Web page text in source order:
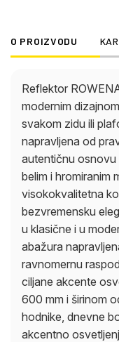
akcentno osvetljenje
podešavati
je u pitanju
dekorativno akcentno
impresionira
izradom i
i metala.
O PROIZVODU
Reflektor
modernim
svakom zidu ili
napravljena od
autentičnu osnovu
belim i hromiranim
visokokvalitetna
bezvremensku
u klasične i u
abažura
ravnomernu
ciljane akcente
600 mm i širinom
hodnike, dnevne
akcentno